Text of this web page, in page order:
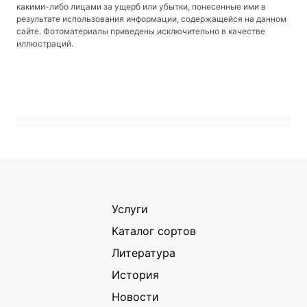
какими-либо лицами за ущерб или убытки, понесенные ими в
результате использования информации, содержащейся на данном
сайте. Фотоматериалы приведены исключительно в качестве
иллюстраций.
Услуги
Каталог сортов
Литература
История
Новости